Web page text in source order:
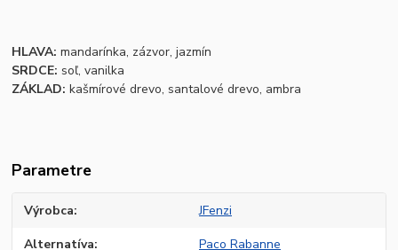
HLAVA:mandarínka, zázvor, jazmín
SRDCE: soľ, vanilka
ZÁKLAD:kašmírové drevo, santalové drevo, ambra
Parametre
Výrobca JFenzi
Alternatíva Paco Rabanne